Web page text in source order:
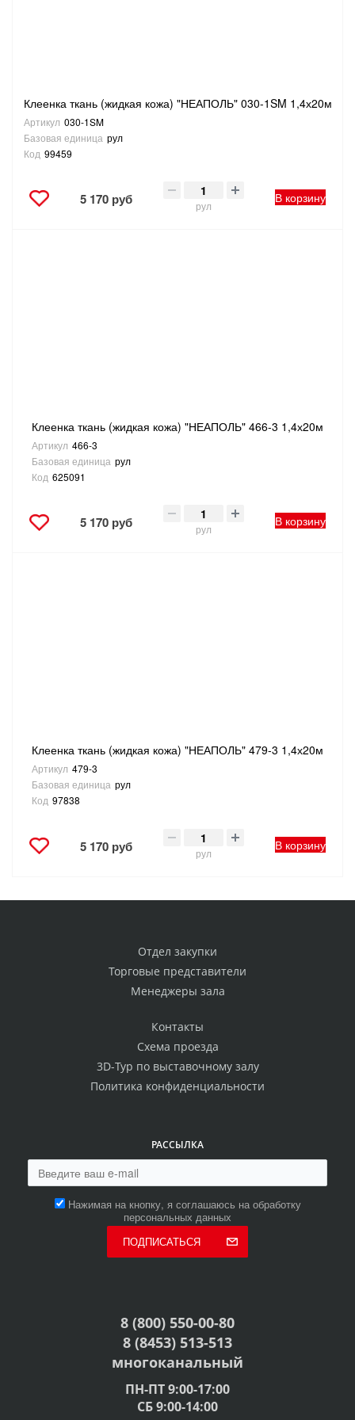
ЭЛЕКТРОМОНТАЖНЫЕ ТОВАРЫ, СВЕТОТЕХНИКА
Клеенка ткань (жидкая кожа) "НЕАПОЛЬ" 030-1SM 1,4х20м
Артикул 030-1SM
Базовая единица рул
Код 99459
5 170 руб рул
В корзину
Клеенка ткань (жидкая кожа) "НЕАПОЛЬ" 466-3 1,4х20м
Артикул 466-3
Базовая единица рул
Код 625091
5 170 руб рул
В корзину
Клеенка ткань (жидкая кожа) "НЕАПОЛЬ" 479-3 1,4х20м
Артикул 479-3
Базовая единица рул
Код 97838
5 170 руб рул
В корзину
Отдел закупки
Торговые представители
Менеджеры зала
Контакты
Схема проезда
3D-Тур по выставочному залу
Политика конфиденциальности
РАССЫЛКА
Нажимая на кнопку, я соглашаюсь на обработку
персональных данных
ПОДПИСАТЬСЯ
8 (800) 550-00-80
8 (8453) 513-513
многоканальный
ПН-ПТ 9:00-17:00
СБ 9:00-14:00